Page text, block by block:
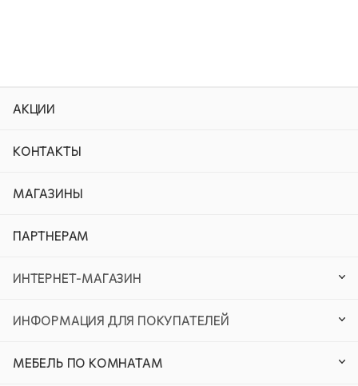
АКЦИИ
КОНТАКТЫ
МАГАЗИНЫ
ПАРТНЕРАМ
ИНТЕРНЕТ-МАГАЗИН
ИНФОРМАЦИЯ ДЛЯ ПОКУПАТЕЛЕЙ
МЕБЕЛЬ ПО КОМНАТАМ